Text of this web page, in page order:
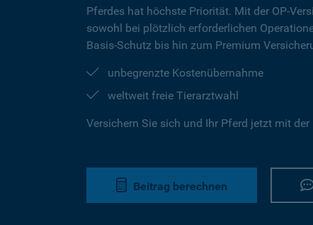
Pferdes hat höchste Priorität. Mit der OP-
sowohl bei plötzlich erforderlichen
Basis-Schutz bis hin zum Premium
unbegrenzte Kostenübernahme
weltweit freie Tierarztwahl
Versichern Sie sich und Ihr Pferd jetzt mit
Beitrag berechnen